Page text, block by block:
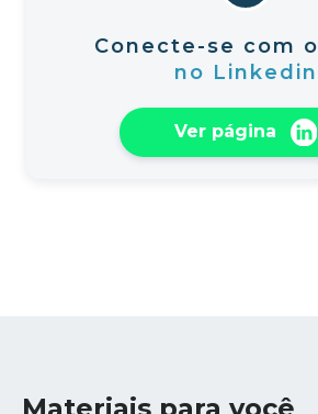
Conecte-se com
no Linkedin
Ver página